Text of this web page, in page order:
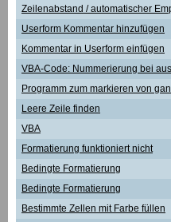
Zeilenabstand / automatischer
Userform Kommentar hinzufügen
Kommentar in Userform einfügen
VBA-Code: Nummerierung bei
Programm zum markieren von
Leere Zeile finden
VBA
Formatierung funktioniert nicht
Bedingte Formatierung
Bedingte Formatierung
Bestimmte Zellen mit Farbe füllen